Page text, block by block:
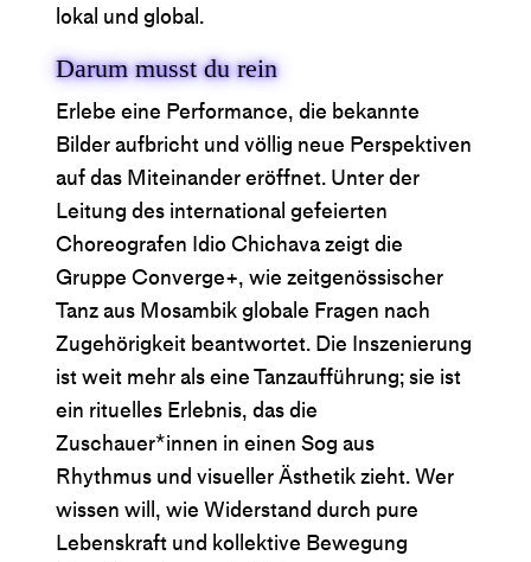
lokal und global.
Darum musst du rein
Erlebe eine Performance, die bekannte
Bilder aufbricht und völlig neue Perspektiven
auf das Miteinander eröffnet. Unter der
Leitung des international gefeierten
Choreografen Idio Chichava zeigt die
Gruppe Converge+, wie zeitgenössischer
Tanz aus Mosambik globale Fragen nach
Zugehörigkeit beantwortet. Die Inszenierung
ist weit mehr als eine Tanzaufführung; sie ist
ein rituelles Erlebnis, das die
Zuschauer*innen in einen Sog aus
Rhythmus und visueller Ästhetik zieht. Wer
wissen will, wie Widerstand durch pure
Lebenskraft und kollektive Bewegung